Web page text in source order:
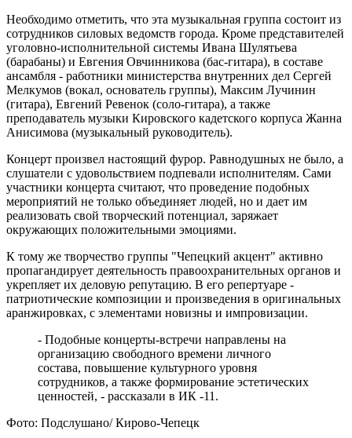
Необходимо отметить, что эта музыкальная группа состоит из
сотрудников силовых ведомств города. Кроме представителей
уголовно-исполнительной системы Ивана Шулятьева
(барабаны) и Евгения Овчинникова (бас-гитара), в составе
ансамбля - работники министерства внутренних дел Сергей
Мелкумов (вокал, основатель группы), Максим Лучинин
(гитара), Евгений Ревенок (соло-гитара), а также
преподаватель музыки Кировского кадетского корпуса Жанна
Анисимова (музыкальный руководитель).
Концерт произвел настоящий фурор. Равнодушных не было, а
слушатели с удовольствием подпевали исполнителям. Сами
участники концерта считают, что проведение подобных
мероприятий не только объединяет людей, но и дает им
реализовать свой творческий потенциал, заряжает
окружающих положительными эмоциями.
К тому же творчество группы "Чепецкий акцент" активно
пропагандирует деятельность правоохранительных органов и
укрепляет их деловую репутацию. В его репертуаре -
патриотические композиции и произведения в оригинальных
аранжировках, с элементами новизны и импровизации.
- Подобные концерты-встречи направлены на
организацию свободного времени личного
состава, повышение культурного уровня
сотрудников, а также формирование эстетических
ценностей, - рассказали в ИК -11.
Фото: Подслушано/ Кирово-Чепецк